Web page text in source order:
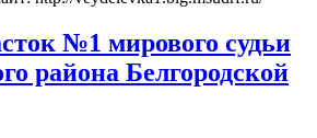
№1 мирового судьи
района Белгородской